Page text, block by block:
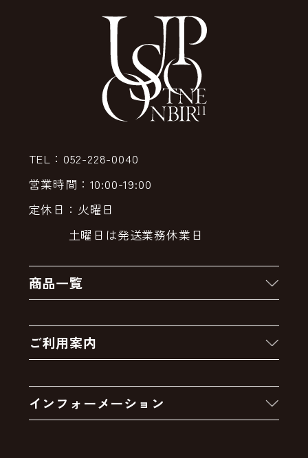
TEL：052-228-0040
営業時間：10:00-19:00
定休日：火曜日
土曜日は発送業務休業日
商品一覧
クーポン
卸販売・大量注文
アウトレットセール
ご利用案内
お支払いについて
インフォーメーション